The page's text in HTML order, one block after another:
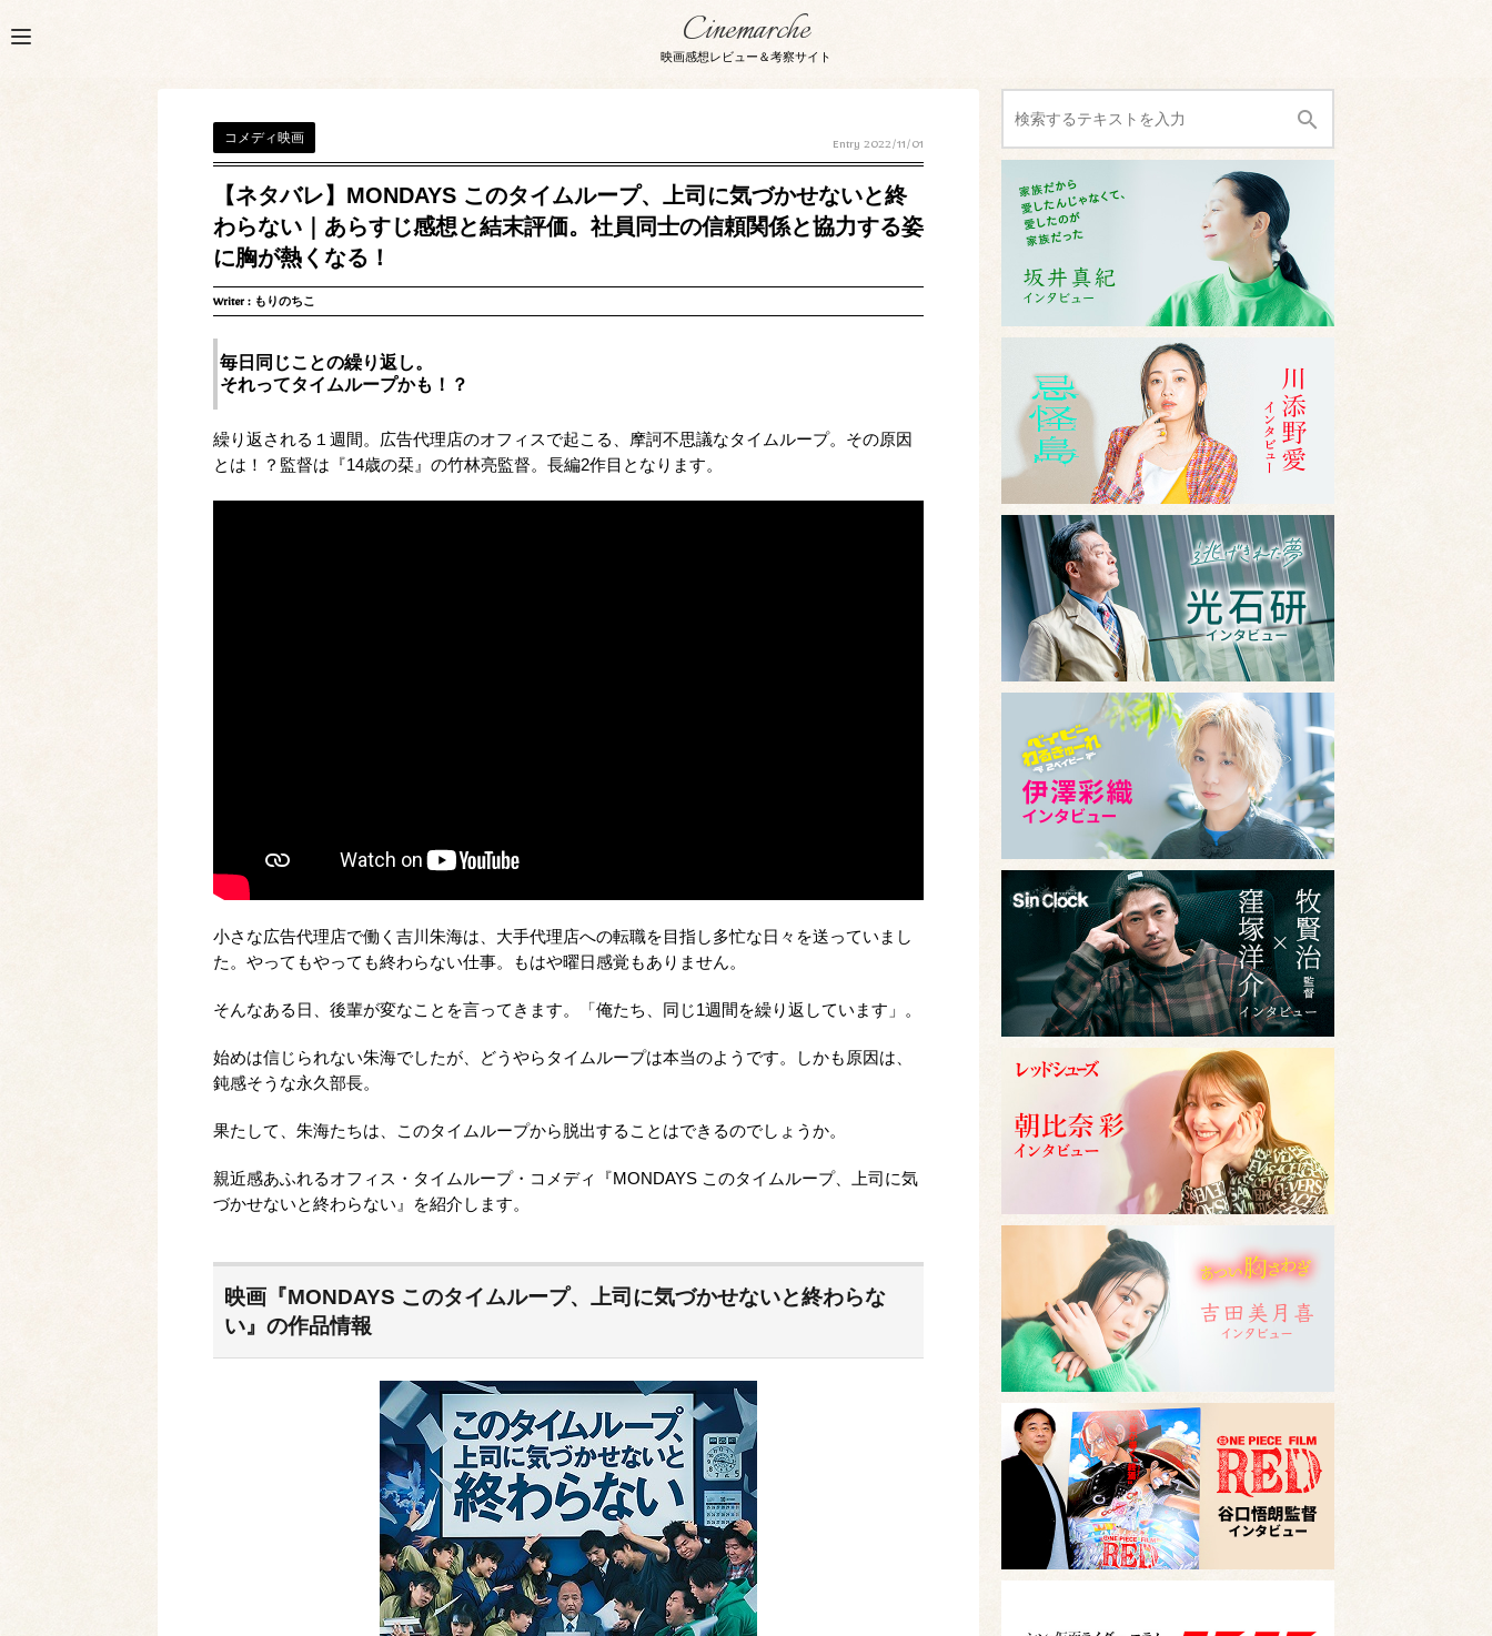
Cinemarche
映画感想レビュー＆考察サイト
コメディ映画
Entry 2022/11/01
【ネタバレ】MONDAYS このタイムループ、上司に気づかせないと終
わらない｜あらすじ感想と結末評価。社員同士の信頼関係と協力する姿
に胸が熱くなる！
Writer : もりのちこ
毎日同じことの繰り返し。
それってタイムループかも！？
繰り返される１週間。広告代理店のオフィスで起こる、摩訶不思議なタイムループ。その原因
とは！？監督は『14歳の栞』の竹林亮監督。長編2作目となります。
小さな広告代理店で働く吉川朱海は、大手代理店への転職を目指し多忙な日々を送っていまし
た。やってもやっても終わらない仕事。もはや曜日感覚もありません。
そんなある日、後輩が変なことを言ってきます。「俺たち、同じ1週間を繰り返しています」。
始めは信じられない朱海でしたが、どうやらタイムループは本当のようです。しかも原因は、
鈍感そうな永久部長。
果たして、朱海たちは、このタイムループから脱出することはできるのでしょうか。
親近感あふれるオフィス・タイムループ・コメディ『MONDAYS このタイムループ、上司に気
づかせないと終わらない』を紹介します。
映画『MONDAYS このタイムループ、上司に気づかせないと終わらな
い』の作品情報